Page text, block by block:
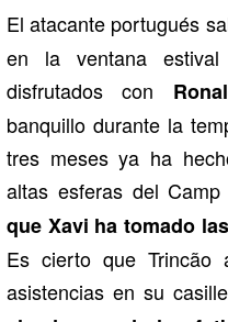
El atacante portugués
en la ventana
disfrutados con
banquillo durante la
tres meses ya ha
altas esferas del
que Xavi ha tomado
Es cierto que
asistencias en su